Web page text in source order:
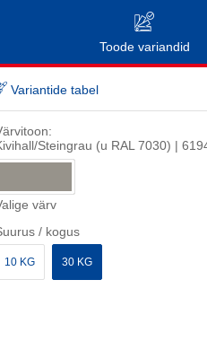
Toode variandid
Variantide tabel
Steingrau (u RAL 7030) |
värv
/ kogus
10 KG 30 KG